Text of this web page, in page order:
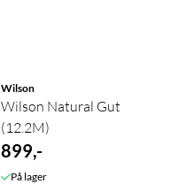
Wilson
Wilson Natural Gut
(12.2M)
899,-
På lager